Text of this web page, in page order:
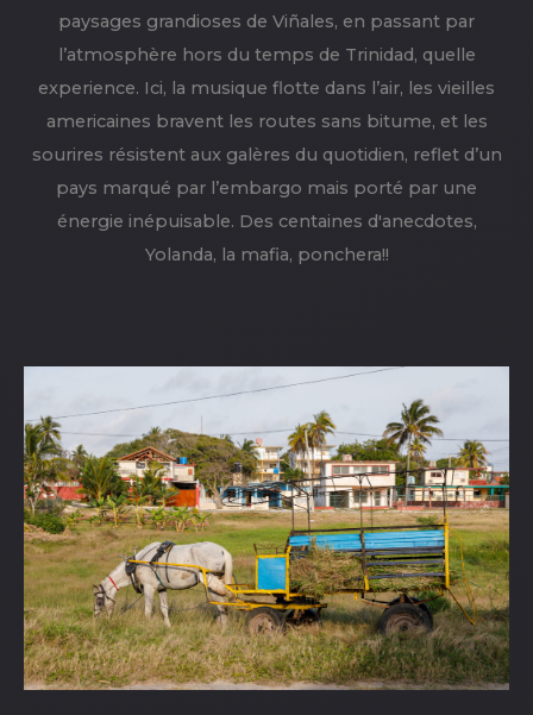
paysages grandioses de Viñales, en passant par
l’atmosphère hors du temps de Trinidad, quelle
experience. Ici, la musique flotte dans l’air, les vieilles
americaines bravent les routes sans bitume, et les
sourires résistent aux galères du quotidien, reflet d’un
pays marqué par l’embargo mais porté par une
énergie inépuisable. Des centaines d'anecdotes,
Yolanda, la mafia, ponchera!!